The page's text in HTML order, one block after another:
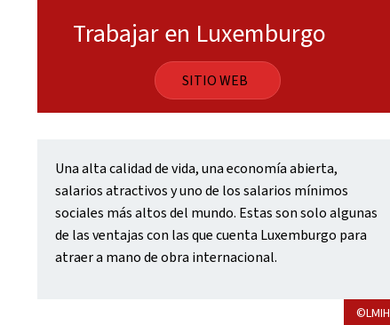
Trabajar en Luxemburgo
SITIO WEB
Una alta calidad de vida, una economía abierta,
salarios atractivos y uno de los salarios mínimos
sociales más altos del mundo. Estas son solo algunas
de las ventajas con las que cuenta Luxemburgo para
atraer a mano de obra internacional.
©LMIH